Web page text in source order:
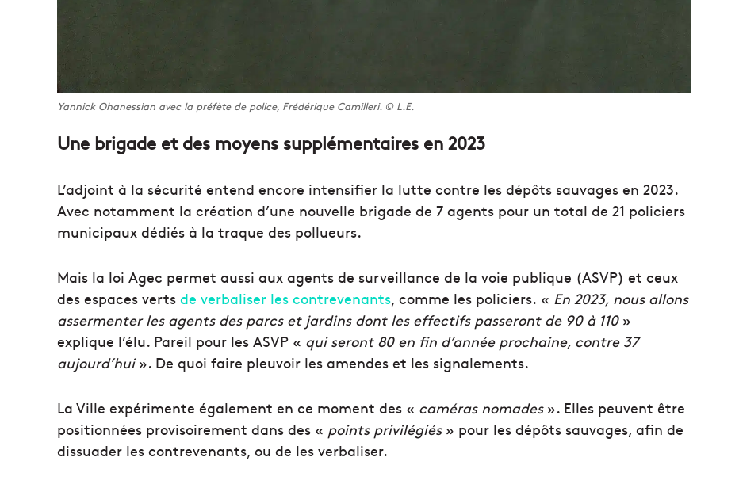
Yannick Ohanessian avec la préfète de police, Frédérique Camilleri. © L.E.
Une brigade et des moyens supplémentaires en 2023
L’adjoint à la sécurité entend encore intensifier la lutte contre les dépôts sauvages en 2023.
Avec notamment la création d’une nouvelle brigade de 7 agents pour un total de 21 policiers
municipaux dédiés à la traque des pollueurs.
Mais la loi Agec permet aussi aux agents de surveillance de la voie publique (ASVP) et ceux
des espaces verts de verbaliser les contrevenants, comme les policiers. « En 2023, nous allons
assermenter les agents des parcs et jardins dont les effectifs passeront de 90 à 110»
explique l’élu. Pareil pour les ASVP « qui seront 80 en fin d’année prochaine, contre 37
aujourd’hui». De quoi faire pleuvoir les amendes et les signalements.
La Ville expérimente également en ce moment des « caméras nomades». Elles peuvent être
positionnées provisoirement dans des « points privilégiés» pour les dépôts sauvages, afin de
dissuader les contrevenants, ou de les verbaliser.